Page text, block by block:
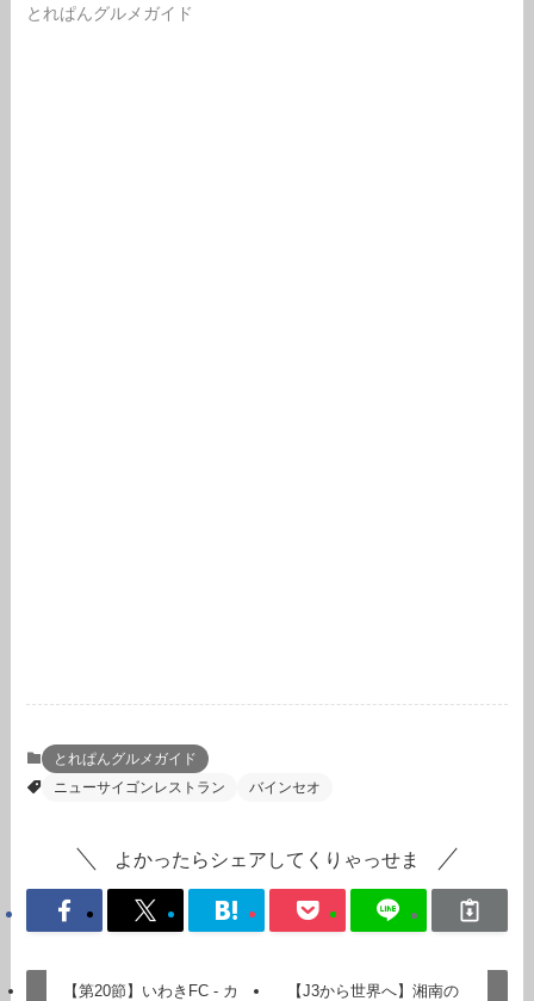
とれぱんグルメガイド
とれぱんグルメガイド
ニューサイゴンレストラン
バインセオ
よかったらシェアしてくりゃっせま
【第20節】いわきFC - カ
【J3から世界へ】湘南の